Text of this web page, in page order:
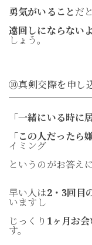
勇気がいることだ
遠回しにならない
しょう。
⑩真剣交際を申し
「一緒にいる時に
「この人だったら
イミング
というのがお答え
早い人は2・3回目
いますし
じっくり 1ヶ月お
す。